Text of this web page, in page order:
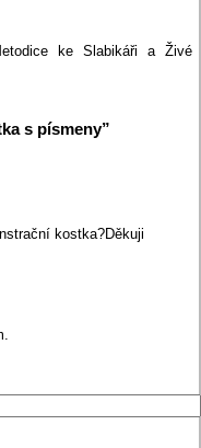
ke Slabikáři a Živé
s písmeny”
kostka?Děkuji